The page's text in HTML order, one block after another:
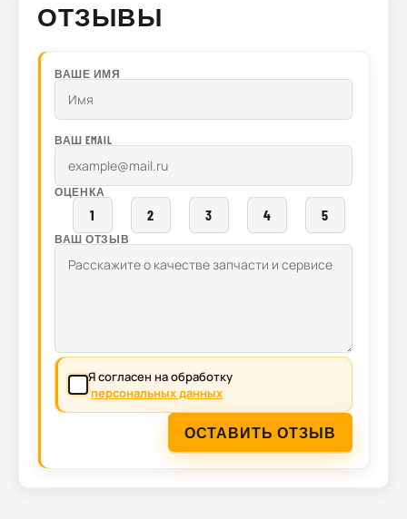
ОТЗЫВЫ
ВАШЕ ИМЯ
ВАШ EMAIL
ОЦЕНКА
1 2 3 4 5
ВАШ ОТЗЫВ
Я согласен на обработку
персональных данных
ОСТАВИТЬ ОТЗЫВ